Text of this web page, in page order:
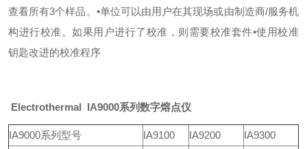
查看所有3个样品。 •单位可以由用户在其现场或由制造商/服务机
构进行校准。如果用户进行了校准，则需要校准套件•使用校准
钥匙改进的校准程序
Electrothermal IA9000系列数字熔点仪
IA9000系列型号 IA9100 IA9200 IA9300